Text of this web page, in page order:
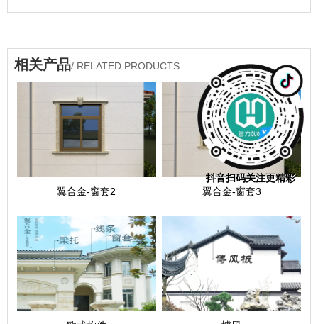
抖音扫码关注更精彩
相关产品/ RELATED PRODUCTS
翼合金-窗套2 翼合金-窗套3